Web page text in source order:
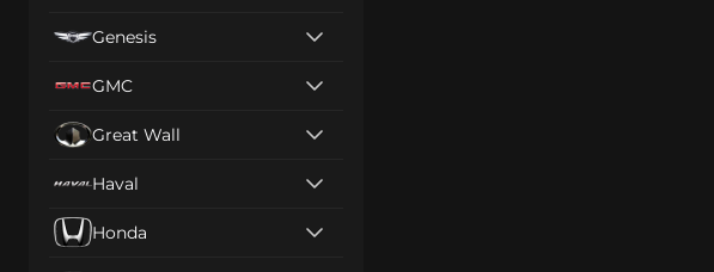
Genesis
GMC
Great Wall
Haval
Honda